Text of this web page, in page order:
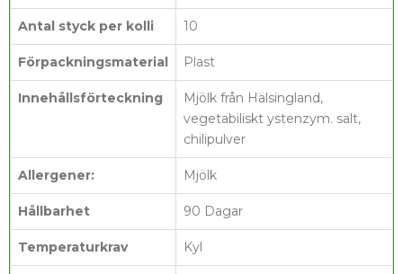
Antal styck per kolli 10
Förpackningsmaterial Plast
Innehållsförteckning
Mjölk från Hälsingland,
vegetabiliskt ystenzym. salt,
chilipulver
Allergener: Mjölk
Hållbarhet 90 Dagar
Temperaturkrav Kyl